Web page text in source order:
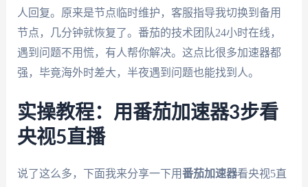
人回复。原来是节点临时维护，客服指导我切换到备用
节点，几分钟就恢复了。番茄的技术团队24小时在线，
遇到问题不用慌，有人帮你解决。这点比很多加速器都
强，毕竟海外时差大，半夜遇到问题也能找到人。
实操教程：用番茄加速器3步看
央视5直播
说了这么多，下面我来分享一下用番茄加速器看央视5直